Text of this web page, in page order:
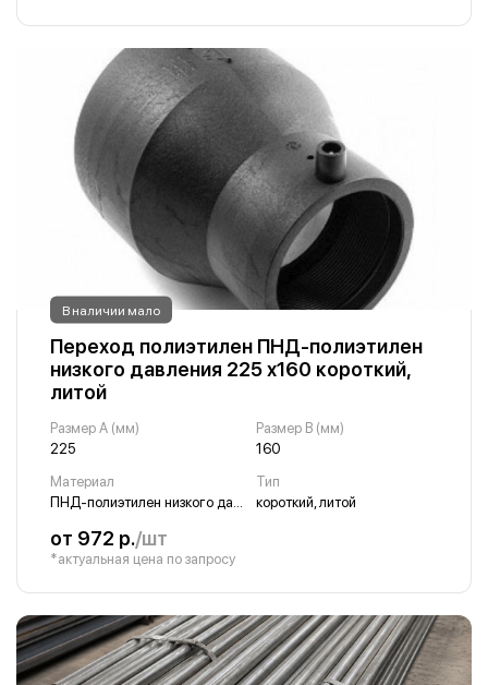
В наличии мало
Переход полиэтилен ПНД-полиэтилен
низкого давления 225 х160 короткий,
литой
Размер A (мм)
225
Размер B (мм)
160
Материал
ПНД-полиэтилен низкого давления
Тип
короткий, литой
от 972 р./шт
*актуальная цена по запросу